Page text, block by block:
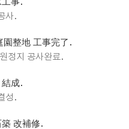
工事.
사.
園整地 工事完了.
정지 공사완료.
結成.
성.
築 改補修.